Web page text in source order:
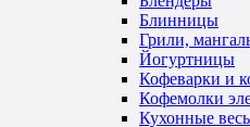
Блинницы
Грили,
Йогуртницы
Кофеварки и
Кофемолки
Кухонные